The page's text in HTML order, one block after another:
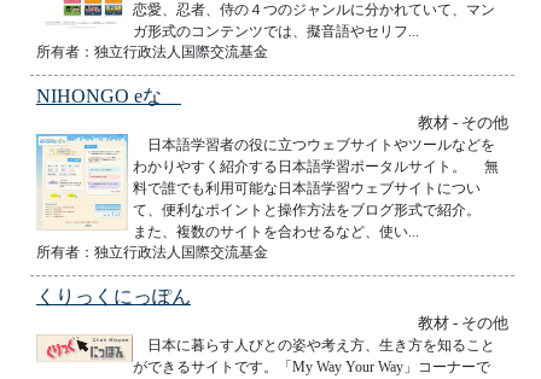
恋愛、忍者、侍の４つのジャンルに分かれていて、マン
ガ形式のコンテンツでは、擬音語やセリフ...
所有者：独立行政法人国際交流基金
NIHONGO eな
教材 - その他
日本語学習者の役に立つウェブサイトやツールなどを
わかりやすく紹介する日本語学習ポータルサイト。 無
料で誰でも利用可能な日本語学習ウェブサイトについ
て、便利なポイントと操作方法をブログ形式で紹介。
また、複数のサイトを合わせるなど、使い...
所有者：独立行政法人国際交流基金
くりっくにっぽん
教材 - その他
日本に暮らす人びとの姿や考え方、生き方を知ること
ができるサイトです。「My Way Your Way」コーナーで